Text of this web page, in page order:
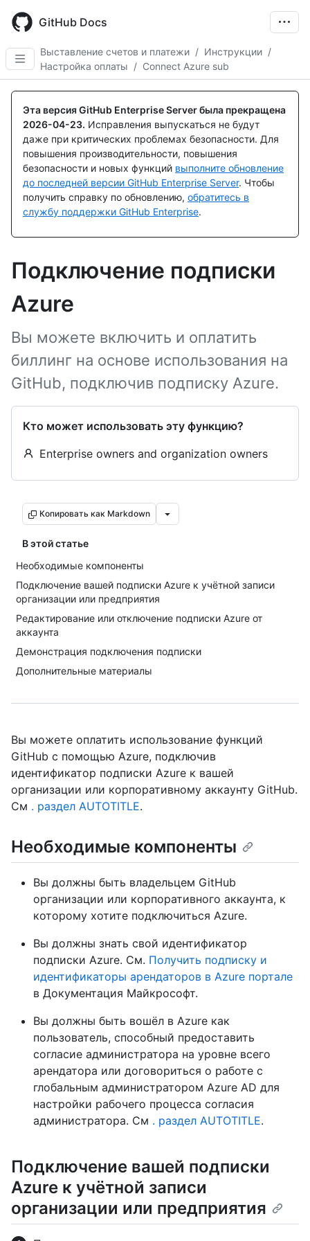
main
content
GitHub Docs
Выставление счетов и платежи / Инструкции /
Настройка оплаты / Connect Azure sub
Эта версия GitHub Enterprise Server была прекращена
2026-04-23. Исправления выпускаться не будут
даже при критических проблемах безопасности. Для
повышения производительности, повышения
безопасности и новых функций выполните обновление
до последней версии GitHub Enterprise Server. Чтобы
получить справку по обновлению, обратитесь в
службу поддержки GitHub Enterprise.
Подключение подписки
Azure
Вы можете включить и оплатить
биллинг на основе использования на
GitHub, подключив подписку Azure.
Кто может использовать эту функцию?
Enterprise owners and organization owners
Копировать как Markdown
В этой статье
Необходимые компоненты
Подключение вашей подписки Azure к учётной записи
организации или предприятия
Редактирование или отключение подписки Azure от
аккаунта
Демонстрация подключения подписки
Дополнительные материалы
Вы можете оплатить использование функций
GitHub с помощью Azure, подключив
идентификатор подписки Azure к вашей
организации или корпоративному аккаунту GitHub.
См . раздел AUTOTITLE.
Необходимые компоненты
Вы должны быть владельцем GitHub
организации или корпоративного аккаунта, к
которому хотите подключиться Azure.
Вы должны знать свой идентификатор
подписки Azure. См. Получить подписку и
идентификаторы арендаторов в Azure портале
в Документация Майкрософт.
Вы должны быть вошёл в Azure как
пользователь, способный предоставить
согласие администратора на уровне всего
арендатора или договориться о работе с
глобальным администратором Azure AD для
настройки рабочего процесса согласия
администратора. См . раздел AUTOTITLE.
Подключение вашей подписки
Azure к учётной записи
организации или предприятия